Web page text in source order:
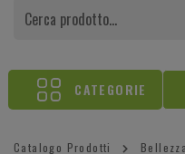
CATEGORIE
Catalogo Prodotti Bellezza